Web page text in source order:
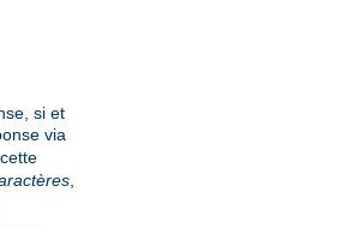
si et
via
,